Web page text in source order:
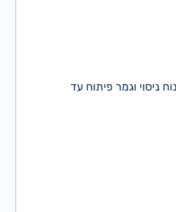
ניסוי וגמר פיתוח עד